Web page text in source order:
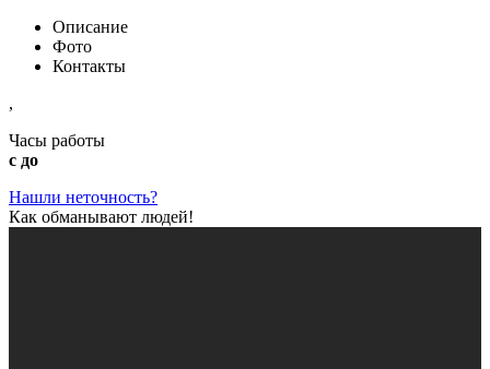
Описание
Фото
Контакты
,
Часы работы
с до
Нашли неточность?
Как обманывают людей!